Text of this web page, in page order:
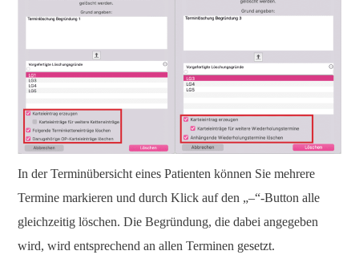
In der Terminübersicht eines Patienten können Sie mehrere
Termine markieren und durch Klick auf den „–“-Button alle
gleichzeitig löschen. Die Begründung, die dabei angegeben
wird, wird entsprechend an allen Terminen gesetzt.